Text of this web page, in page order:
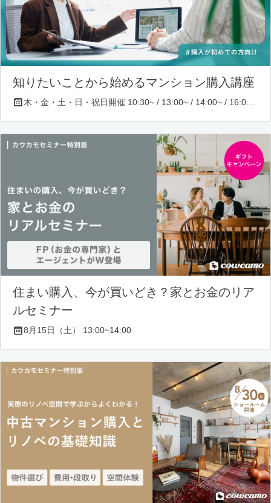
知りたいことから始めるマンション購入講座
住まい購入、今が買いどき？家とお金のリア
ルセミナー
8月15日（土） 13:00~14:00